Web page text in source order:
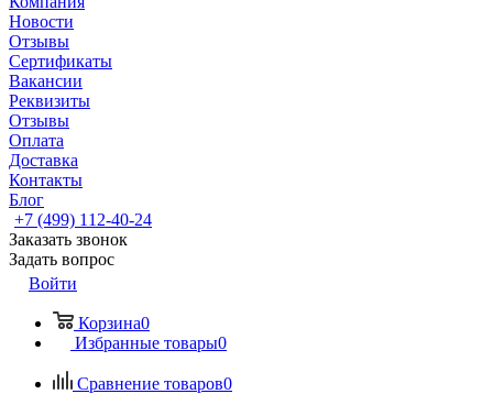
Новости
Отзывы
Сертификаты
Вакансии
Реквизиты
Отзывы
Оплата
Доставка
Контакты
Блог
+7 (499) 112-40-24
Заказать звонок
Задать вопрос
Войти
Корзина0
Избранные товары0
Сравнение товаров0